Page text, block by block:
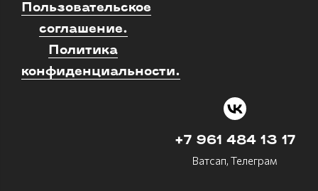
Пользовательское
соглашение.
Политика
конфиденциальности.
+7 961 484 13 17
Ватсап, Телеграм